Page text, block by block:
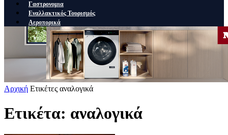
Γαστρονομια
Εναλλακτικός Τουρισμός
Αεροπορικά
Αρχική Ετικέτες αναλογικά
Ετικέτα: αναλογικά